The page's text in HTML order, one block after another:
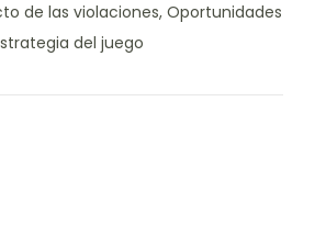
de las violaciones, Oportunidades
del juego